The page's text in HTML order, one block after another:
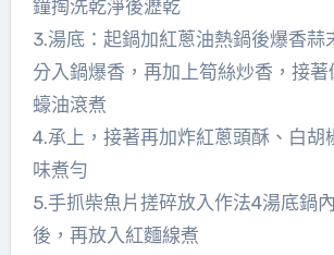
鐘掏洗乾淨後瀝乾
3.湯底：起鍋加紅蔥油熱鍋後爆香蒜
分入鍋爆香，再加上筍絲炒香，接
蠔油滾煮
4.承上，接著再加炸紅蔥頭酥、白胡
味煮勻
5.手抓柴魚片搓碎放入作法4湯底鍋
後，再放入紅麵線煮